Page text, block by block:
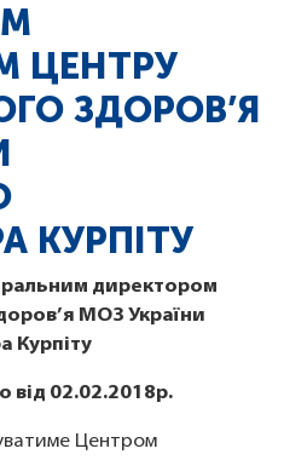
ЦЕНТРУ
ЗДОРОВ’Я
КУРПІТУ
директором
МОЗ України
Курпіту
від 02.02.2018р.
Центром